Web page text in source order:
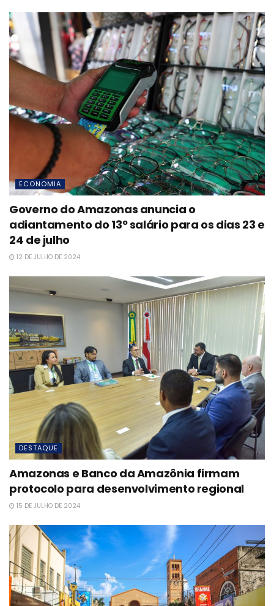
ECONOMIA
Governo do Amazonas anuncia o
adiantamento do 13º salário para os dias 23 e
24 de julho
12 DE JULHO DE 2024
DESTAQUE
Amazonas e Banco da Amazônia firmam
protocolo para desenvolvimento regional
15 DE JULHO DE 2024